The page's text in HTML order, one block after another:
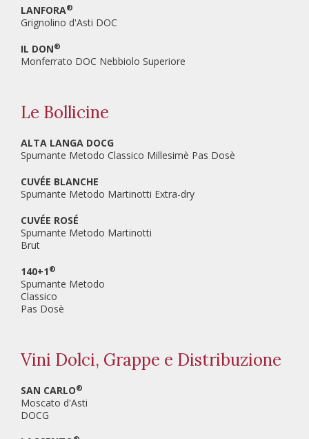
LANFORA®
Grignolino d'Asti DOC
IL DON®
Monferrato DOC Nebbiolo Superiore
Le Bollicine
ALTA LANGA DOCG
Spumante Metodo Classico Millesimè Pas Dosè
CUVÉE BLANCHE
Spumante Metodo Martinotti Extra-dry
CUVÉE ROSÉ
Spumante Metodo Martinotti
Brut
140+1 ®
Spumante Metodo
Classico
Pas Dosè
Vini Dolci, Grappe e Distribuzione
SAN CARLO®
Moscato d'Asti
DOCG